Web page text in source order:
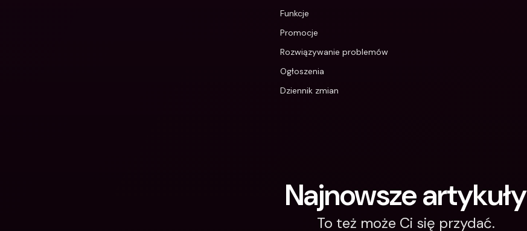
Funkcje
Promocje
Rozwiązywanie problemów
Ogłoszenia
Dziennik zmian
Najnowsze artykuły
To też może Ci się przydać.